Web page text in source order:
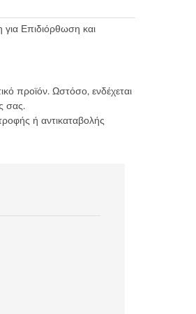
Επιδιόρθωση και
προϊόν. Ωστόσο, ενδέχεται
σας.
ή αντικαταβολής